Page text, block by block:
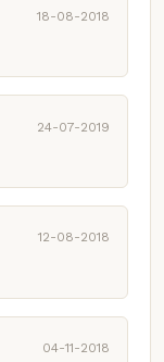
18-08-2018
24-07-2019
12-08-2018
04-11-2018